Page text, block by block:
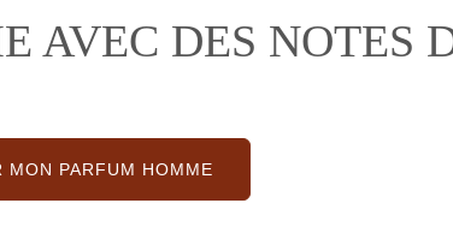
AVEC DES NOTES
MON PARFUM HOMME